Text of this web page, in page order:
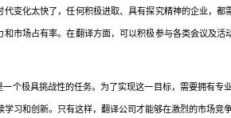
化太快了，任何积极进取、具有探究精神的企业，都
市场占有率。在翻译方面，可以积极参与各类会议及活
极具挑战性的任务。为了实现这一目标，需要拥有专
习和创新。只有这样，翻译公司才能够在激烈的市场竞争